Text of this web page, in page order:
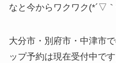
なと今からワクワク(*´▽
大分市・別府市・中津市
ップ予約は現在受付中です